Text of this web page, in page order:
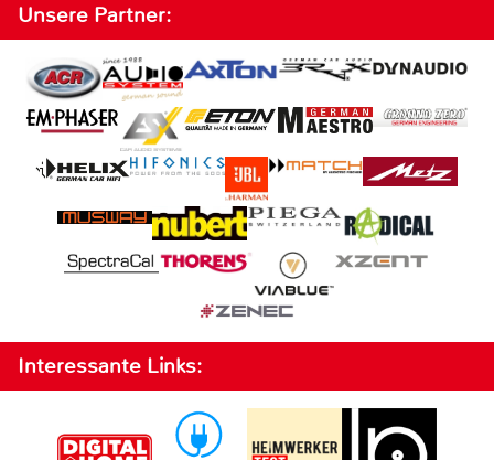
Unsere Partner:
Interessante Links: